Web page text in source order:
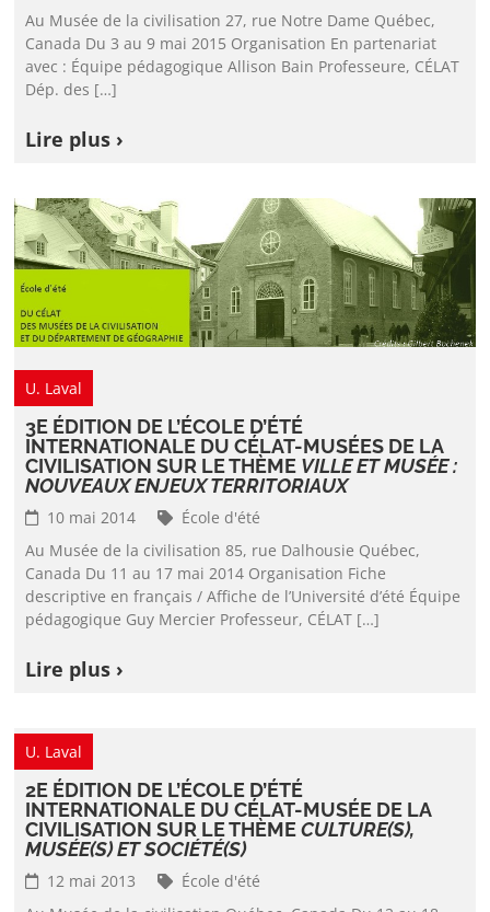
Au Musée de la civilisation 27, rue Notre Dame Québec,
Canada Du 3 au 9 mai 2015 Organisation En partenariat
avec : Équipe pédagogique Allison Bain Professeure, CÉLAT
Dép. des […]
Lire plus ›
U. Laval
3E ÉDITION DE L’ÉCOLE D’ÉTÉ
INTERNATIONALE DU CÉLAT-MUSÉES DE LA
CIVILISATION SUR LE THÈME VILLE ET MUSÉE :
NOUVEAUX ENJEUX TERRITORIAUX
10 mai 2014
École d'été
Au Musée de la civilisation 85, rue Dalhousie Québec,
Canada Du 11 au 17 mai 2014 Organisation Fiche
descriptive en français / Affiche de l’Université d’été Équipe
pédagogique Guy Mercier Professeur, CÉLAT […]
Lire plus ›
U. Laval
2E ÉDITION DE L’ÉCOLE D’ÉTÉ
INTERNATIONALE DU CÉLAT-MUSÉE DE LA
CIVILISATION SUR LE THÈMECULTURE(S),
MUSÉE(S) ET SOCIÉTÉ(S)
12 mai 2013
École d'été